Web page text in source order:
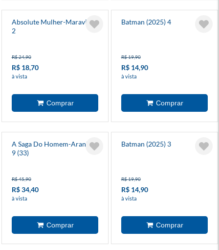
Absolute Mulher-Maravilha
2
R$ 24,90
R$ 18,70
à vista
Batman (2025) 4
R$ 19,90
R$ 14,90
à vista
A Saga Do Homem-Aranha
9 (33)
R$ 45,90
R$ 34,40
à vista
Batman (2025) 3
R$ 19,90
R$ 14,90
à vista